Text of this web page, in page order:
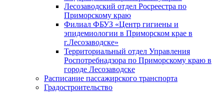
Лесозаводский отдел Росреестра по
Приморскому краю
Филиал ФБУЗ «Центр гигиены и
эпидемиологии в Приморском крае в
г.Лесозаводске»
Территориальный отдел Управления
Роспотребнадзора по Приморскому краю в
городе Лесозаводске
Расписание пассажирского транспорта
Градостроительство